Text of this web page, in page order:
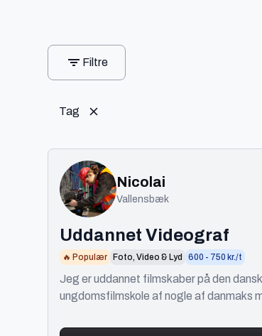
Filtre
Tag
Nicolai
Vallensbæk
Uddannet Videograf
🔥 Populær Foto, Video & Lyd 600 - 750 kr./t
Jeg er uddannet filmskaber på den
ungdomsfilmskole af nogle af danmaks
en oscar.